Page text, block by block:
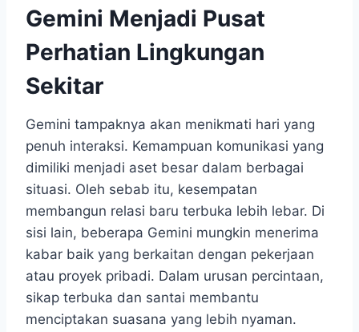
Gemini Menjadi Pusat
Perhatian Lingkungan
Sekitar
Gemini tampaknya akan menikmati hari yang
penuh interaksi. Kemampuan komunikasi yang
dimiliki menjadi aset besar dalam berbagai
situasi. Oleh sebab itu, kesempatan
membangun relasi baru terbuka lebih lebar. Di
sisi lain, beberapa Gemini mungkin menerima
kabar baik yang berkaitan dengan pekerjaan
atau proyek pribadi. Dalam urusan percintaan,
sikap terbuka dan santai membantu
menciptakan suasana yang lebih nyaman.